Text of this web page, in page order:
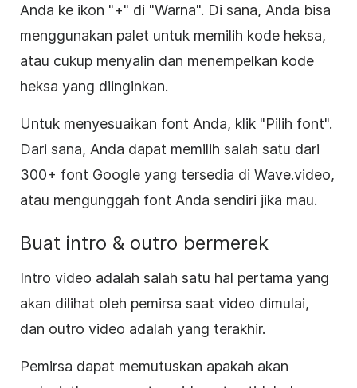
Anda ke ikon "+" di "Warna". Di sana, Anda bisa
menggunakan palet untuk memilih kode heksa,
atau cukup menyalin dan menempelkan kode
heksa yang diinginkan.
Untuk menyesuaikan font Anda, klik "Pilih font".
Dari sana, Anda dapat memilih salah satu dari
300+ font Google yang tersedia di Wave.video,
atau mengunggah font Anda sendiri jika mau.
Buat intro & outro bermerek
Intro video adalah salah satu hal pertama yang
akan dilihat oleh pemirsa saat video dimulai,
dan outro video adalah yang terakhir.
Pemirsa dapat memutuskan apakah akan